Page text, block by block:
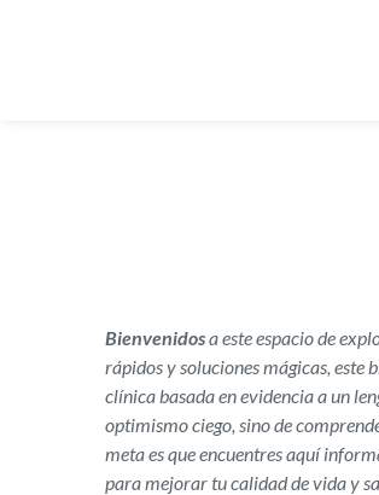
Bienvenidosa este espacio de
rápidos y soluciones mágicas,
clínica basada en evidencia a un
optimismo ciego, sino de
meta es que encuentres aquí
para mejorar tu calidad de vida y